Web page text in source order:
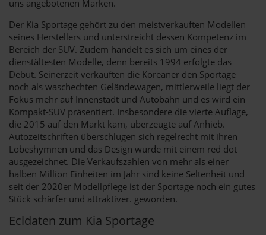
uns angebotenen Marken.
Der Kia Sportage gehört zu den meistverkauften Modellen
seines Herstellers und unterstreicht dessen Kompetenz im
Bereich der SUV. Zudem handelt es sich um eines der
dienstältesten Modelle, denn bereits 1994 erfolgte das
Debüt. Seinerzeit verkauften die Koreaner den Sportage
noch als waschechten Geländewagen, mittlerweile liegt der
Fokus mehr auf Innenstadt und Autobahn und es wird ein
Kompakt-SUV präsentiert. Insbesondere die vierte Auflage,
die 2015 auf den Markt kam, überzeugte auf Anhieb.
Autozeitschriften überschlugen sich regelrecht mit ihren
Lobeshymnen und das Design wurde mit einem red dot
ausgezeichnet. Die Verkaufszahlen von mehr als einer
halben Million Einheiten im Jahr sind keine Seltenheit und
seit der 2020er Modellpflege ist der Sportage noch ein gutes
Stück schärfer und attraktiver. geworden.
Ecldaten zum Kia Sportage